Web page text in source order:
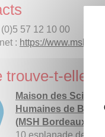
57 12 10 00
: https://www.mshbx.fr/
trouve-t-elle ?
Maison des
Humaines de
(MSH Bordeaux)
10 esplanade des